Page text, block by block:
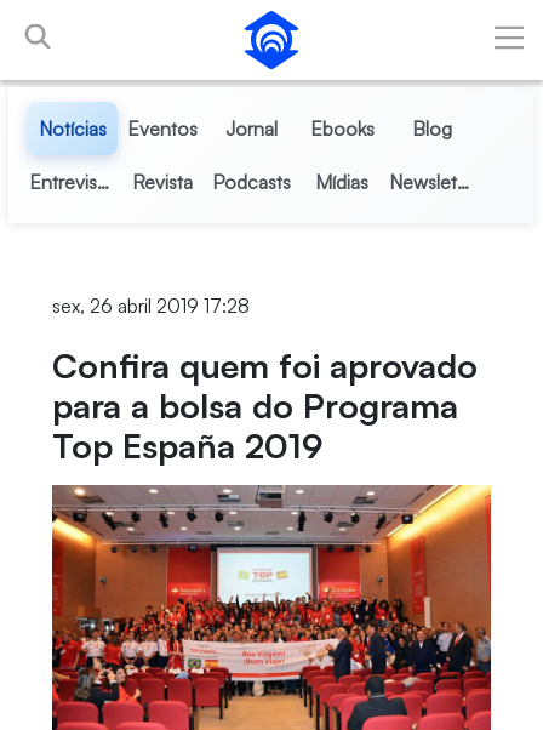
Pular para o Conteúdo principal
Notícias Eventos Jornal Ebooks Blog
Entrevistas Revista Podcasts Mídias Newsletter
sex, 26 abril 2019 17:28
Confira quem foi aprovado
para a bolsa do Programa
Top España 2019